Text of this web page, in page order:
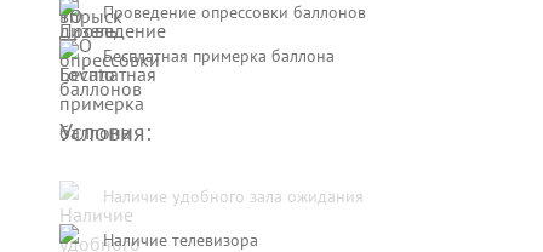
Проведение опрессовки баллонов
Бесплатная примерка баллона
Условия:
Наличие удобного зала ожидания
Наличие телевизора